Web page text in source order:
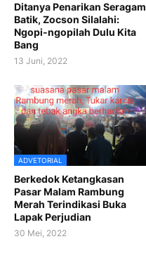
Ditanya Penarikan Seragam
Batik, Zocson Silalahi:
Ngopi-ngopilah Dulu Kita
Bang
13 Juni, 2022
ADVETORIAL
Berkedok Ketangkasan
Pasar Malam Rambung
Merah Terindikasi Buka
Lapak Perjudian
30 Mei, 2022